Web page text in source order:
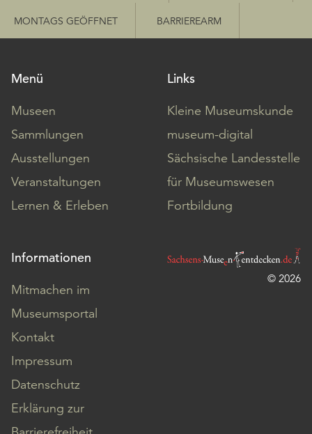
MONTAGS GEÖFFNET BARRIEREARM
Menü
Museen
Sammlungen
Ausstellungen
Veranstaltungen
Lernen & Erleben
Links
Kleine Museumskunde
museum-digital
Sächsische Landesstelle
für Museumswesen
Fortbildung
Informationen
Mitmachen im
Museumsportal
Kontakt
Impressum
Datenschutz
Erklärung zur
© 2026